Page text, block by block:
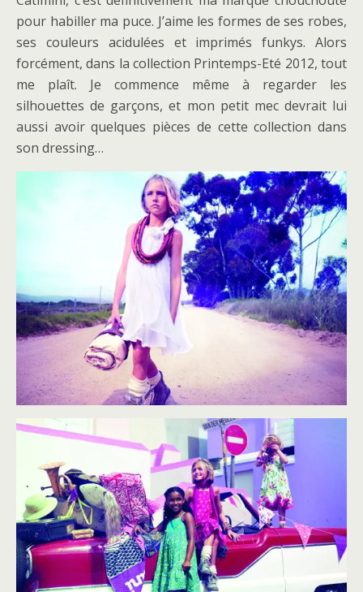
pour habiller ma puce. J’aime les formes de ses robes,
ses couleurs acidulées et imprimés funkys. Alors
forcément, dans la collection Printemps-Eté 2012, tout
me plaît. Je commence même à regarder les
silhouettes de garçons, et mon petit mec devrait lui
aussi avoir quelques pièces de cette collection dans
son dressing…